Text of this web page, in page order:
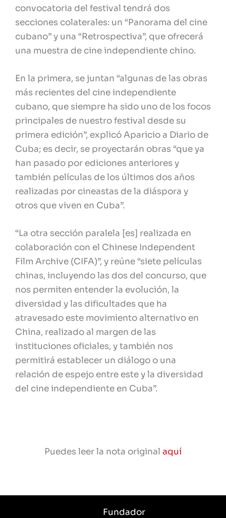
convocatoria del festival tendrá dos
secciones colaterales: un “Panorama del cine
cubano” y una “Retrospectiva”, que ofrecerá
una muestra de cine independiente chino.
En la primera, se juntan “algunas de las obras
más recientes del cine independiente
cubano, que siempre ha sido uno de los focos
principales de nuestro festival desde su
primera edición”, explicó Aparicio a Diario de
Cuba; es decir, se proyectarán obras “que ya
han pasado por ediciones anteriores y
también películas de los últimos dos años
realizadas por cineastas de la diáspora y
otros que viven en Cuba”.
“La otra sección paralela [es] realizada en
colaboración con el Chinese Independent
Film Archive (CIFA)”, y reúne “siete películas
chinas, incluyendo las dos del concurso, que
nos permiten entender la evolución, la
diversidad y las dificultades que ha
atravesado este movimiento alternativo en
China, realizado al margen de las
instituciones oficiales, y también nos
permitirá establecer un diálogo o una
relación de espejo entre este y la diversidad
del cine independiente en Cuba”.
Puedes leer la nota original aquí
Fundador